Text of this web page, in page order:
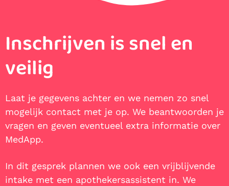
Inschrijven is snel en
veilig
Laat je gegevens achter en we nemen zo snel
mogelijk contact met je op. We beantwoorden je
vragen en geven eventueel extra informatie over
MedApp.
In dit gesprek plannen we ook een vrijblijvende
intake met een apothekersassistent in. We